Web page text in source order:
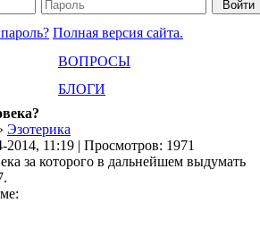
Полная версия сайта.
ВОПРОСЫ
БЛОГИ
Эзотерика
2014, 11:19 | Просмотров: 1971
за которого в дальнейшем выдумать